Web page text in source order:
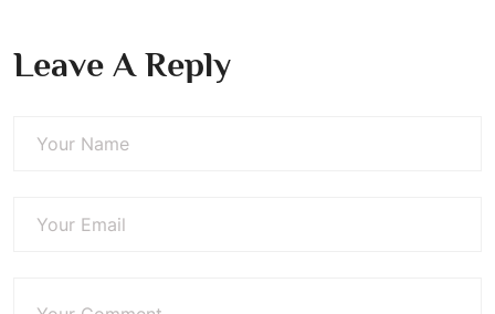
Leave A Reply